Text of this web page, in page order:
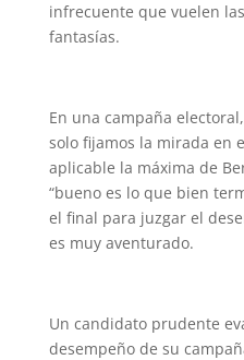
infrecuente que vuelen
fantasías.
En una campaña
solo fijamos la mirada en
aplicable la máxima de
“bueno es lo que bien
el final para juzgar el
es muy aventurado.
Un candidato prudente
desempeño de su